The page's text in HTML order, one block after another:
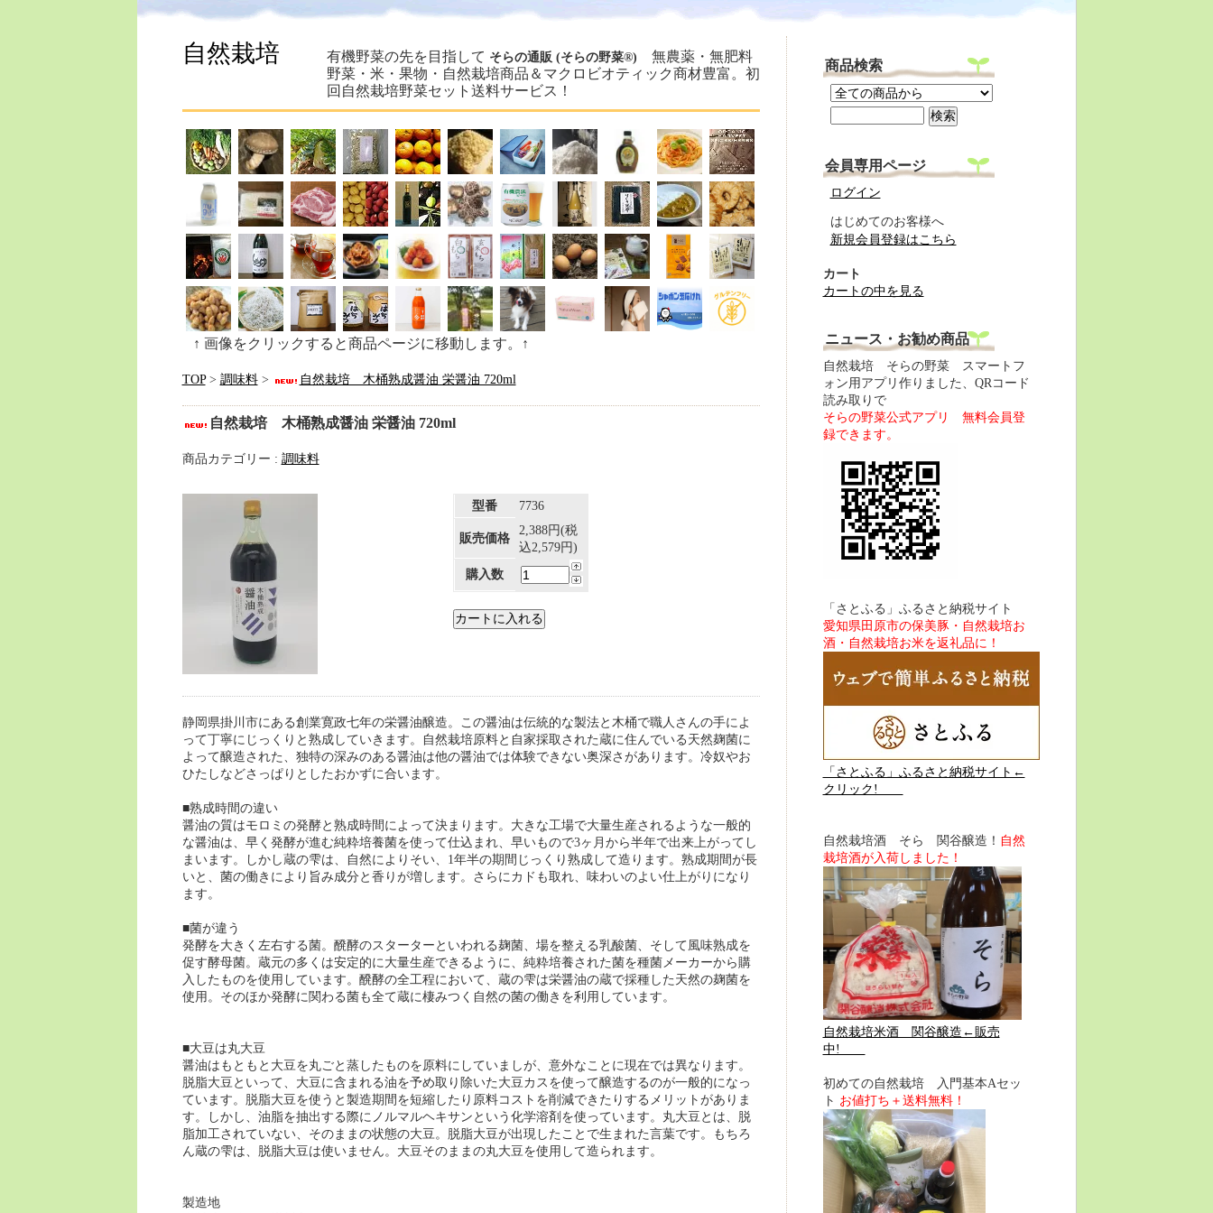
自然栽培 有機野菜の先を目指して そらの通販 (そらの野菜®)
無農薬・無肥料
野菜・米・果物・自然栽培商品＆マクロビオティック商材豊富。初
回自然栽培野菜セット送料サービス！
↑ 画像をクリックすると商品ページに移動します。↑
TOP> 調味料> 自然栽培 木桶熟成醤油 栄醤油 720ml
自然栽培 木桶熟成醤油 栄醤油 720ml
商品カテゴリー : 調味料
型番 7736
販売価格
2,388円(税
込2,579円)
購入数
静岡県掛川市にある創業寛政七年の栄醤油醸造。この醤油は伝統的な製法と木桶で職人さんの手によ
って丁寧にじっくりと熟成していきます。自然栽培原料と自家採取された蔵に住んでいる天然麹菌に
よって醸造された、独特の深みのある醤油は他の醤油では体験できない奥深さがあります。冷奴やお
ひたしなどさっぱりとしたおかずに合います。
■熟成時間の違い
醤油の質はモロミの発酵と熟成時間によって決まります。大きな工場で大量生産されるような一般的
な醤油は、早く発酵が進む純粋培養菌を使って仕込まれ、早いもので3ヶ月から半年で出来上がってし
まいます。しかし蔵の雫は、自然によりそい、1年半の期間じっくり熟成して造ります。熟成期間が長
いと、菌の働きにより旨み成分と香りが増します。さらにカドも取れ、味わいのよい仕上がりになり
ます。
■菌が違う
発酵を大きく左右する菌。醗酵のスターターといわれる麹菌、場を整える乳酸菌、そして風味熟成を
促す酵母菌。蔵元の多くは安定的に大量生産できるように、純粋培養された菌を種菌メーカーから購
入したものを使用しています。醗酵の全工程において、蔵の雫は栄醤油の蔵で採種した天然の麹菌を
使用。そのほか発酵に関わる菌も全て蔵に棲みつく自然の菌の働きを利用しています。
■大豆は丸大豆
醤油はもともと大豆を丸ごと蒸したものを原料にしていましが、意外なことに現在では異なります。
脱脂大豆といって、大豆に含まれる油を予め取り除いた大豆カスを使って醸造するのが一般的になっ
ています。脱脂大豆を使うと製造期間を短縮したり原料コストを削減できたりするメリットがありま
す。しかし、油脂を抽出する際にノルマルヘキサンという化学溶剤を使っています。丸大豆とは、脱
脂加工されていない、そのままの状態の大豆。脱脂大豆が出現したことで生まれた言葉です。もちろ
ん蔵の雫は、脱脂大豆は使いません。大豆そのままの丸大豆を使用して造られます。
製造地
商品検索
会員専用ページ
ログイン
はじめてのお客様へ
新規会員登録はこちら
カート
カートの中を見る
ニュース・お勧め商品
自然栽培 そらの野菜 スマートフ
ォン用アプリ作りました、QRコード
読み取りで
そらの野菜公式アプリ 無料会員登
録できます。
「さとふる」ふるさと納税サイト
愛知県田原市の保美豚・自然栽培お
酒・自然栽培お米を返礼品に！
「さとふる」ふるさと納税サイト←
クリック!
自然栽培酒 そら 関谷醸造！ 自然
栽培酒が入荷しました！
自然栽培米酒 関谷醸造←販売
中!
初めての自然栽培 入門基本Aセッ
ト お値打ち＋送料無料！